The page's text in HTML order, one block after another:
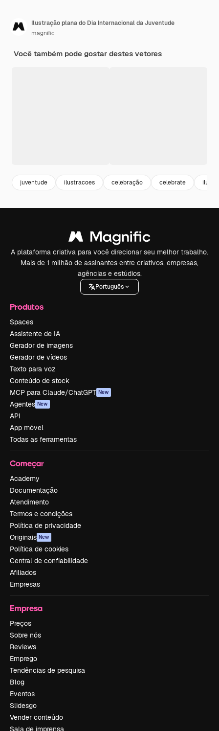
Ilustração plana do Dia Internacional da Juventude
magnific
Você também pode gostar destes vetores
juventude ilustracoes celebração celebrate
A plataforma criativa para você direcionar seu melhor trabalho.
Mais de 1 milhão de assinantes entre criativos, empresas,
agências e estúdios.
Português
Produtos
Spaces
Assistente de IA
Gerador de imagens
Gerador de vídeos
Texto para voz
Conteúdo de stock
MCP para Claude/ChatGPT New
Agentes New
API
App móvel
Todas as ferramentas
Começar
Academy
Documentação
Atendimento
Termos e condições
Política de privacidade
Originais New
Política de cookies
Central de confiabilidade
Afiliados
Empresas
Empresa
Preços
Sobre nós
Reviews
Emprego
Tendências de pesquisa
Blog
Eventos
Slidesgo
Vender conteúdo
Sala de imprensa